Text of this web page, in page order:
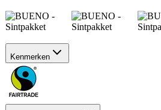
Kenmerken